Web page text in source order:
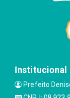
Institucional
Prefeito